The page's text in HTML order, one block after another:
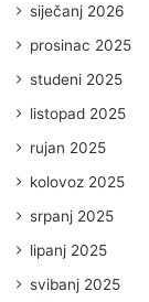
siječanj 2026
prosinac 2025
studeni 2025
listopad 2025
rujan 2025
kolovoz 2025
srpanj 2025
lipanj 2025
svibanj 2025